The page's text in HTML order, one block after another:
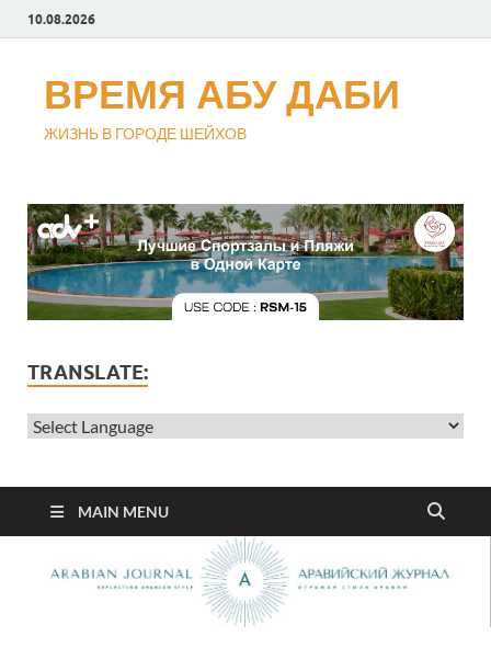
10.08.2026
ВРЕМЯ АБУ ДАБИ
ЖИЗНЬ В ГОРОДЕ ШЕЙХОВ
TRANSLATE:
MAIN MENU